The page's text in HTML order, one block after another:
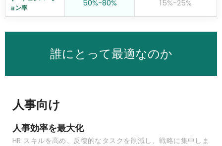
ョン率
50%-80% 15%-25%
誰にとって最適なのか
人事向け
人事効率を最大化
HR スキルを高め、反復的なタスクを削減し、戦略に集中しま